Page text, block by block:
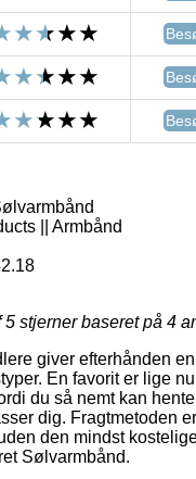
|| Armbånd
5 stjerner baseret på 4
giver efterhånden en
En favorit er lige nu
du så nemt kan
dig. Fragtmetoden
den mindst
Sølvarmbånd.